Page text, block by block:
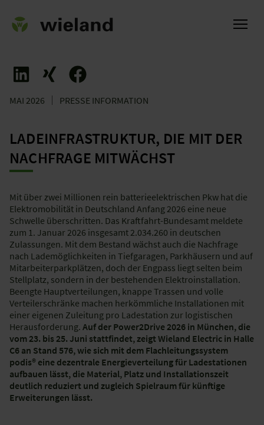
MAI 2026 PRESSE INFORMATION
LADEINFRASTRUKTUR, DIE MIT DER
NACHFRAGE MITWÄCHST
Mit über zwei Millionen rein batterieelektrischen Pkw hat die
Elektromobilität in Deutschland Anfang 2026 eine neue
Schwelle überschritten. Das Kraftfahrt-Bundesamt meldete
zum 1. Januar 2026 insgesamt 2.034.260 in deutschen
Zulassungen. Mit dem Bestand wächst auch die Nachfrage
nach Lademöglichkeiten in Tiefgaragen, Parkhäusern und auf
Mitarbeiterparkplätzen, doch der Engpass liegt selten beim
Stellplatz, sondern in der bestehenden Elektroinstallation.
Beengte Hauptverteilungen, knappe Trassen und volle
Verteilerschränke machen herkömmliche Installationen mit
einer eigenen Zuleitung pro Ladestation zur logistischen
Herausforderung. Auf der Power2Drive 2026 in München, die
vom 23. bis 25. Juni stattfindet, zeigt Wieland Electric in Halle
C6 an Stand 576, wie sich mit dem Flachleitungssystem
podis® eine dezentrale Energieverteilung für Ladestationen
aufbauen lässt, die Material, Platz und Installationszeit
deutlich reduziert und zugleich Spielraum für künftige
Erweiterungen lässt.